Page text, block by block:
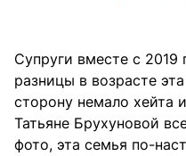
Супруги вместе с
разницы в возрасте
сторону немало хейта
Татьяне Брухуновой
фото, эта семья по-